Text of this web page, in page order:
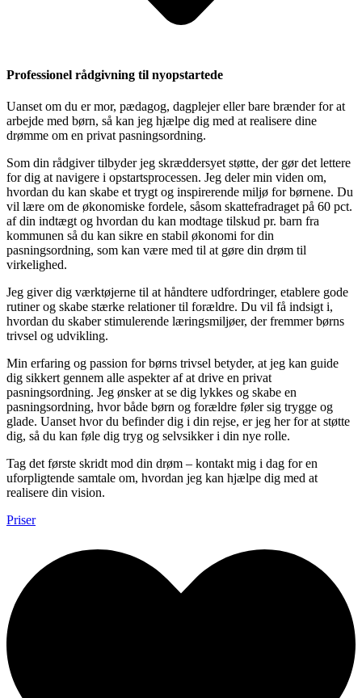
Professionel rådgivning til nyopstartede
Uanset om du er mor, pædagog, dagplejer eller bare brænder for at
arbejde med børn, så kan jeg hjælpe dig med at realisere dine
drømme om en privat pasningsordning.
Som din rådgiver tilbyder jeg skræddersyet støtte, der gør det lettere
for dig at navigere i opstartsprocessen. Jeg deler min viden om,
hvordan du kan skabe et trygt og inspirerende miljø for børnene. Du
vil lære om de økonomiske fordele, såsom skattefradraget på 60 pct.
af din indtægt og hvordan du kan modtage tilskud pr. barn fra
kommunen så du kan sikre en stabil økonomi for din
pasningsordning, som kan være med til at gøre din drøm til
virkelighed.
Jeg giver dig værktøjerne til at håndtere udfordringer, etablere gode
rutiner og skabe stærke relationer til forældre. Du vil få indsigt i,
hvordan du skaber stimulerende læringsmiljøer, der fremmer børns
trivsel og udvikling.
Min erfaring og passion for børns trivsel betyder, at jeg kan guide
dig sikkert gennem alle aspekter af at drive en privat
pasningsordning. Jeg ønsker at se dig lykkes og skabe en
pasningsordning, hvor både børn og forældre føler sig trygge og
glade. Uanset hvor du befinder dig i din rejse, er jeg her for at støtte
dig, så du kan føle dig tryg og selvsikker i din nye rolle.
Tag det første skridt mod din drøm – kontakt mig i dag for en
uforpligtende samtale om, hvordan jeg kan hjælpe dig med at
realisere din vision.
Priser